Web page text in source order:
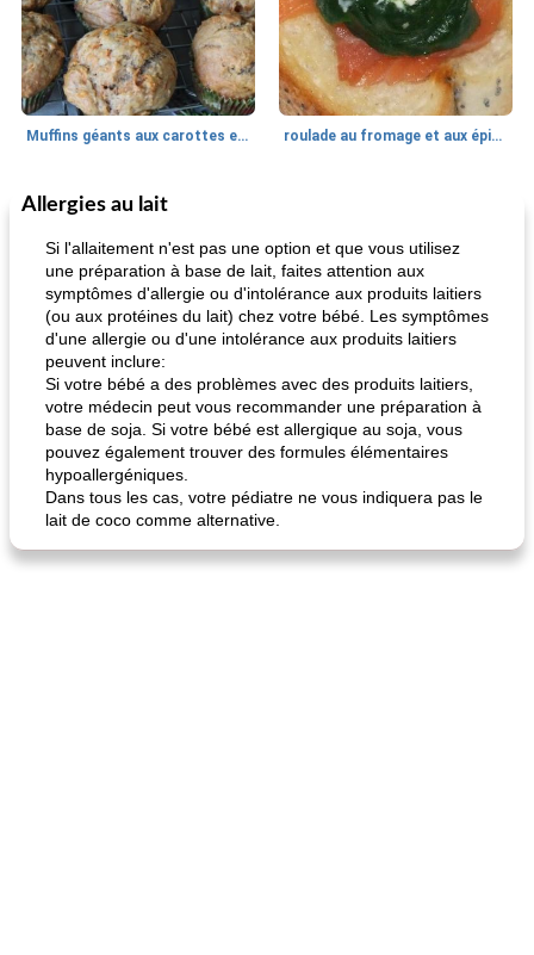
Muffins géants aux carottes et à la banane de Nif roulade au fromage et aux épinards
Marques de confiance: recettes et
astuces
fiesta tostadas le méga's jopp joes
Allergies au lait
Si l'allaitement n'est pas une option et que vous utilisez
une préparation à base de lait, faites attention aux
symptômes d'allergie ou d'intolérance aux produits laitiers
(ou aux protéines du lait) chez votre bébé. Les symptômes
d'une allergie ou d'une intolérance aux produits laitiers
peuvent inclure:
Si votre bébé a des problèmes avec des produits laitiers,
votre médecin peut vous recommander une préparation à
base de soja. Si votre bébé est allergique au soja, vous
pouvez également trouver des formules élémentaires
hypoallergéniques.
Dans tous les cas, votre pédiatre ne vous indiquera pas le
lait de coco comme alternative.